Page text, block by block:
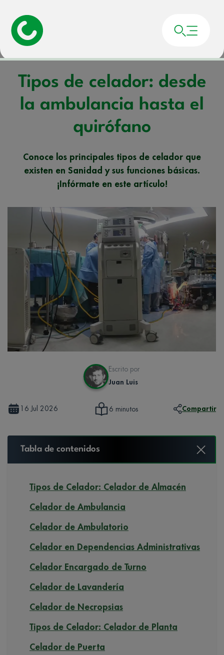
Portada»
Tipos de celador: desde
la ambulancia hasta el
quirófano
Conoce los principales tipos de celador que
existen en Sanidad y sus funciones básicas.
¡Infórmate en este artículo!
Escrito por
Juan Luis
16 Jul 2026 6 minutos Compartir
Tabla de contenidos
Tipos de Celador: Celador de Almacén
Celador de Ambulancia
Celador de Ambulatorio
Celador en Dependencias Administrativas
Celador Encargado de Turno
Celador de Lavandería
Celador de Necropsias
Tipos de Celador: Celador de Planta
Celador de Puerta